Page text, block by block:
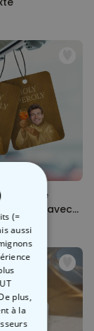
voiture
Aperol avec
- lot de 2
(=
aussi
plus,
à la